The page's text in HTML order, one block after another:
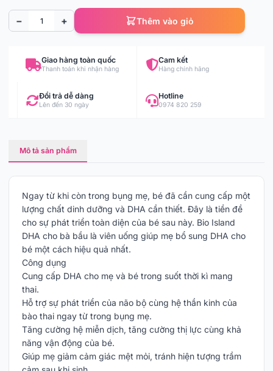
− + Thêm vào giỏ
Giao hàng toàn quốc
Thanh toán khi nhận hàng
Cam kết
Hàng chính hãng
Đổi trả dễ dàng
Lên đến 30 ngày
Hotline
0974 820 259
Mô tả sản phẩm
Ngay từ khi còn trong bụng mẹ, bé đã cần cung cấp một
lượng chất dinh dưỡng và DHA cần thiết. Đây là tiền đề
cho sự phát triển toàn diện của bé sau này. Bio Island
DHA cho bà bầu là viên uống giúp mẹ bổ sung DHA cho
bé một cách hiệu quả nhất.
Công dụng
Cung cấp DHA cho mẹ và bé trong suốt thời kì mang
thai.
Hỗ trợ sự phát triển của não bộ cùng hệ thần kinh của
bào thai ngay từ trong bụng mẹ.
Tăng cường hệ miễn dịch, tăng cường thị lực cùng khả
năng vận động của bé.
Giúp mẹ giảm cảm giác mệt mỏi, tránh hiện tượng trầm